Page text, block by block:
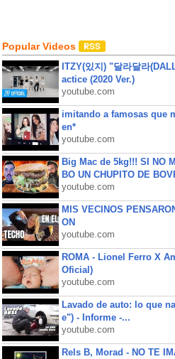
Popular Videos
ITZY(있지) "달라달라
actice (2020 Ver.)
youtube.com
imitando a famosas que
en*
youtube.com
Big Mac de 5kg!!! SI NO
BO UN CHUPITO DE
youtube.com
MIS VECINOS
ON
youtube.com
ROMA - Lionel Ferro X
Oficial)
youtube.com
Lavado de auto: lo que
e") - Informe -...
youtube.com
Rels B, Morad - NO TE